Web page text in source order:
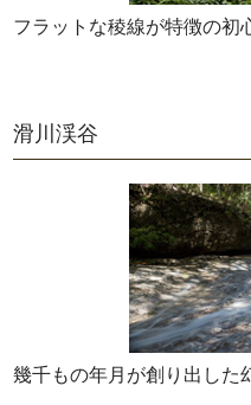
フラットな稜線が特徴の初
滑川渓谷
幾千もの年月が創り出した